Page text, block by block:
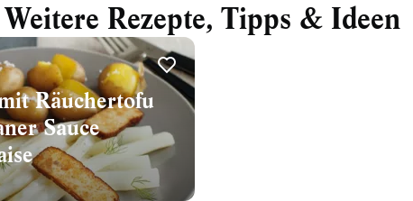
Weitere Rezepte, Tipps & Ideen
Räuchertofu
Sauce